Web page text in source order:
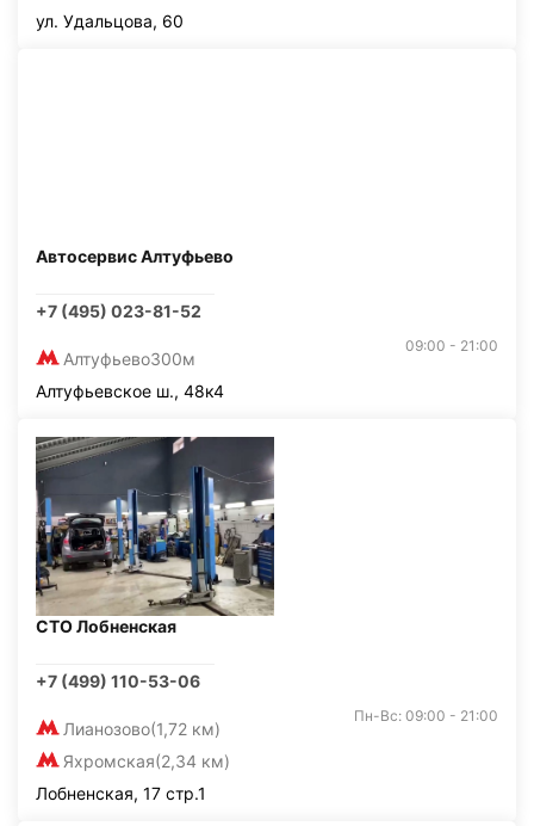
ул. Удальцова, 60
Автосервис Алтуфьево
+7 (495) 023-81-52
Алтуфьево300м
09:00 - 21:00
Алтуфьевское ш., 48к4
СТО Лобненская
+7 (499) 110-53-06
Лианозово(1,72 км)
Яхромская(2,34 км)
Пн-Вс: 09:00 - 21:00
Лобненская, 17 стр.1